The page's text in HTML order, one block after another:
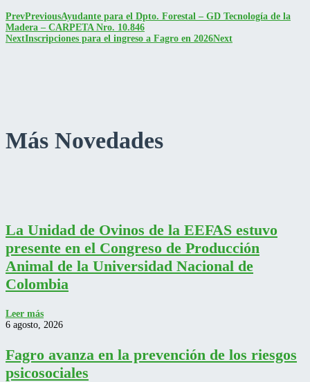
PrevPreviousAyudante para el Dpto. Forestal – GD Tecnología de la
Madera – CARPETA Nro. 10.846
NextInscripciones para el ingreso a Fagro en 2026Next
Más Novedades
La Unidad de Ovinos de la EEFAS estuvo
presente en el Congreso de Producción
Animal de la Universidad Nacional de
Colombia
Leer más
6 agosto, 2026
Fagro avanza en la prevención de los riesgos
psicosociales